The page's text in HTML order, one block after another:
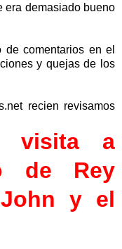
era demasiado bueno
comentarios en el
y quejas de los
recien revisamos
visita a
de Rey
y el